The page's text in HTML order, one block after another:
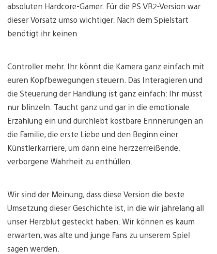
absoluten Hardcore-Gamer. Für die PS VR2-Version war
dieser Vorsatz umso wichtiger. Nach dem Spielstart
benötigt ihr keinen
Controller mehr. Ihr könnt die Kamera ganz einfach mit
euren Kopfbewegungen steuern. Das Interagieren und
die Steuerung der Handlung ist ganz einfach: Ihr müsst
nur blinzeln. Taucht ganz und gar in die emotionale
Erzählung ein und durchlebt kostbare Erinnerungen an
die Familie, die erste Liebe und den Beginn einer
Künstlerkarriere, um dann eine herzzerreißende,
verborgene Wahrheit zu enthüllen.
Wir sind der Meinung, dass diese Version die beste
Umsetzung dieser Geschichte ist, in die wir jahrelang all
unser Herzblut gesteckt haben. Wir können es kaum
erwarten, was alte und junge Fans zu unserem Spiel
sagen werden.